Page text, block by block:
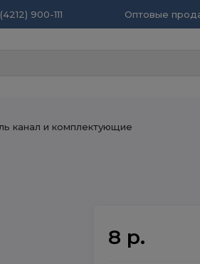
900-111 Оптовые
канал и комплектующие
8 р.